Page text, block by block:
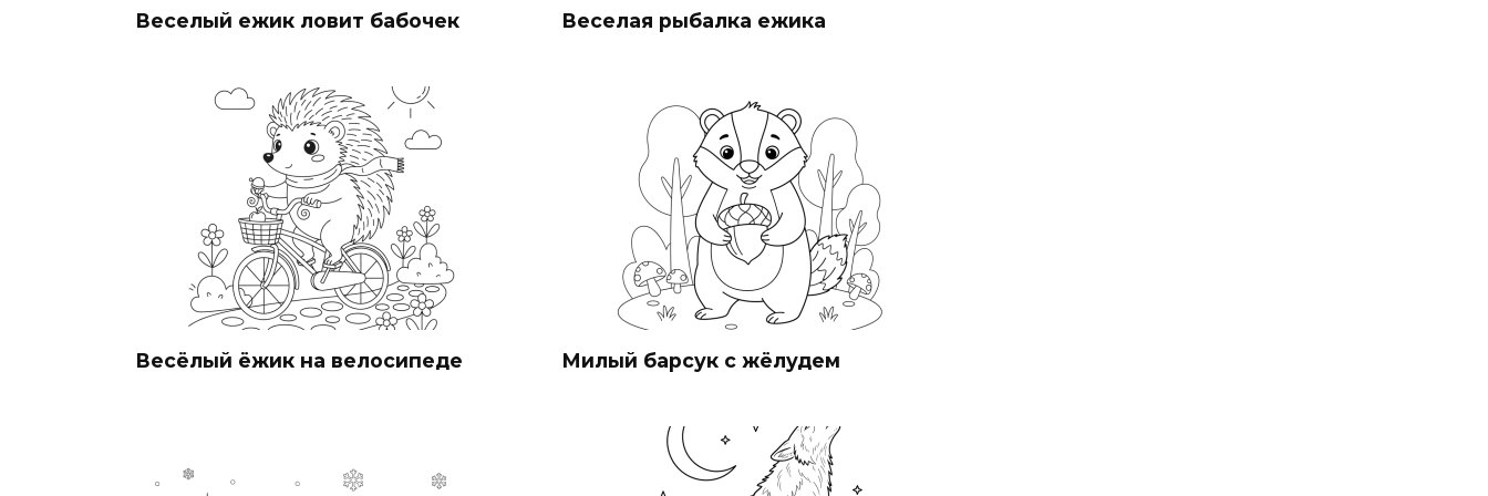
Веселый ежик ловит бабочек Веселая рыбалка ежика
Весёлый ёжик на велосипеде Милый барсук с жёлудем